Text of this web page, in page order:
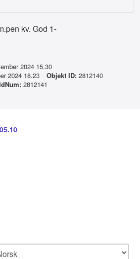
kv. God 1-
2024 15.30
2024 18.23 Objekt ID: 2812140
2812141